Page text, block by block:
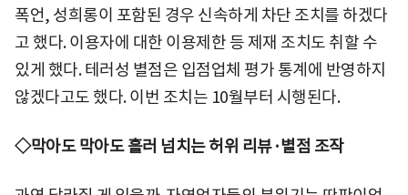
폭언, 성희롱이 포함된 경우 신속하게 차단 조치를 하겠다
고 했다. 이용자에 대한 이용제한 등 제재 조치도 취할 수
있게 했다. 테러성 별점은 입점업체 평가 통계에 반영하지
않겠다고도 했다. 이번 조치는 10월부터 시행된다.
◇막아도 막아도 흘러 넘치는 허위 리뷰·별점 조작